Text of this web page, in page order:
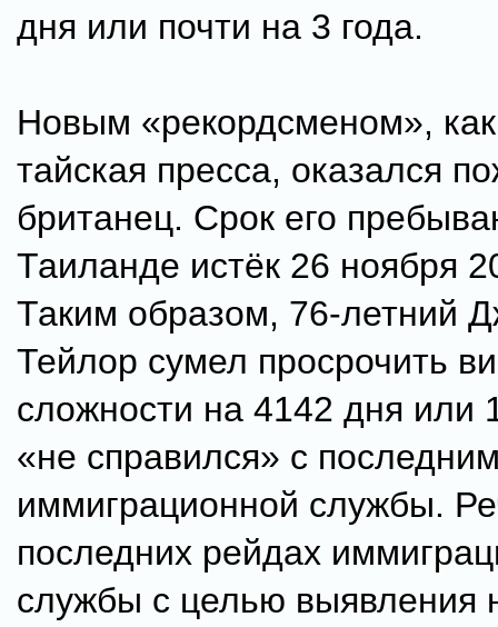
дня или почти на 3 года.
Новым «рекордсменом»,
тайская пресса, оказался
британец. Срок его
Таиланде истёк 26 ноября
Таким образом, 76-летний
Тейлор сумел просрочить
сложности на 4142 дня или
«не справился» с
иммиграционной службы.
последних рейдах
службы с целью выявления